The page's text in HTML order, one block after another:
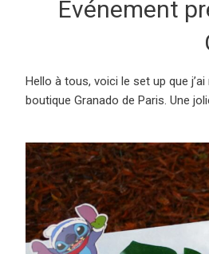
Evénement
Hello à tous, voici le set up que
boutique Granado de Paris. Une